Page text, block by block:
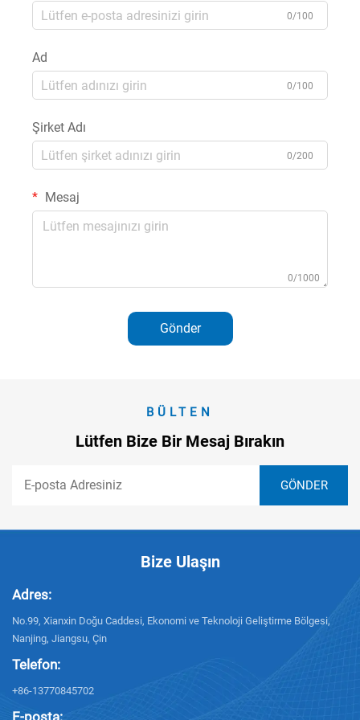
0/100
Ad
0/100
Şirket Adı
0/200
Mesaj
0/1000
Gönder
BÜLTEN
Lütfen Bize Bir Mesaj Bırakın
Bize Ulaşın
Adres:
No.99, Xianxin Doğu Caddesi, Ekonomi ve Teknoloji Geliştirme Bölgesi,
Nanjing, Jiangsu, Çin
Telefon:
+86-13770845702